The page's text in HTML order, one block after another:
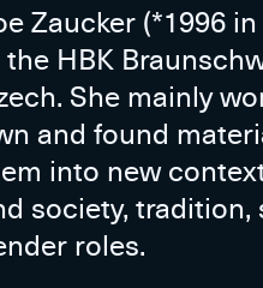
Zaucker (*1996
HBK
She mainly
and found
into new
society,
roles.